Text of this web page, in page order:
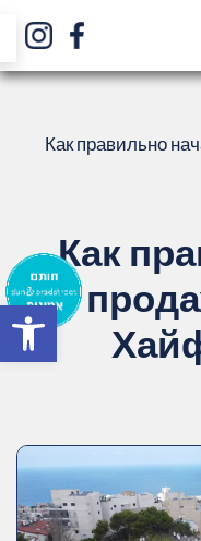
Как правильно
Как